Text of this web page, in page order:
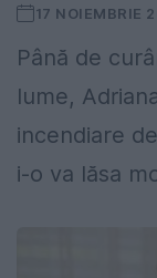
17 NOIEMBRIE
Până de
lume,
incendiare
i-o va lăsa